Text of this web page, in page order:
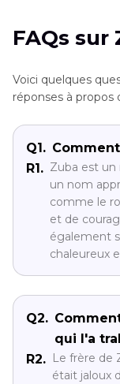
FAQs sur
Voici quelques
réponses à propos
Q1.
R1. Zuba est un
un nom
comme le
et de
également
chaleureux
Q2.
qui l'a
R2.
Le frère de
était jaloux